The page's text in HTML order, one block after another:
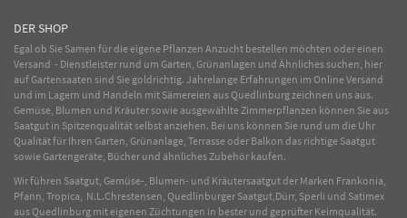
DER SHOP
Egal ob Sie Samen für die eigene Pflanzen Anzucht bestellen möchten oder einen
Versand - Dienstleister rund um Garten, Grünanlagen und Ähnliches suchen, hier
auf Gartensaaten sind Sie goldrichtig. Jahrelange Erfahrungen im OnlineVersand
und im Lagern und Handeln mit Sämereien aus Quedlinburg zeichnen uns aus.
Gemüse, Blumen und Kräuter sowie ausgewählteZimmerpflanzen können Sie aus
Saatgut in Spitzenqualität selbst anziehen. Bei uns können Sie rund um die Uhr
Qualität für Ihren Garten, Grünanlage, Terrasse oder Balkon das richtige Saatgut
sowie Gartengeräte, Bücher und ähnliches Zubehör kaufen.
Wir führen Saatgut, Gemüse-, Blumen- und Kräutersaatgut der Marken Frankonia,
Pfann, Tropica, N.L.Chrestensen, Quedlinburger Saatgut,Dürr, Sperli und Satimex
aus Quedlinburg mit eigenen Züchtungen in bester und geprüfter Keimqualität.